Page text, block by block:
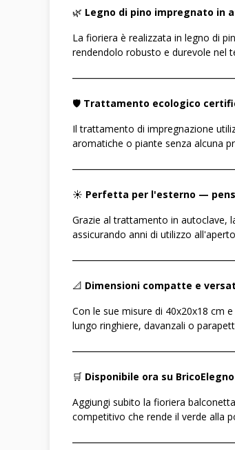
🌿 Legno di pino impregnato in
La fioriera è realizzata in legno di
rendendolo robusto e durevole nel
🛡️ Trattamento ecologico
Il trattamento di impregnazione
aromatiche o piante senza alcuna
☀️ Perfetta per l'esterno —
Grazie al trattamento in autoclave,
assicurando anni di utilizzo
📐 Dimensioni compatte e
Con le sue misure di 40x20x18 cm
lungo ringhiere, davanzali o
🛒 Disponibile ora su
Aggiungi subito la fioriera
competitivo che rende il verde alla